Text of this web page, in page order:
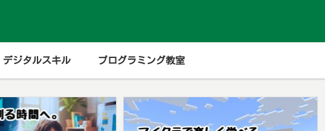
デジタルスキル プログラミング教室